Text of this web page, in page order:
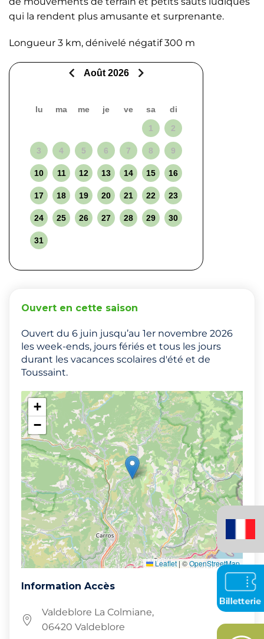
qui la rendent plus amusante et surprenante.
Longueur 3 km, dénivelé négatif 300 m
Août 2026
lu ma me je ve sa
di
1
2
3 4 5 6 7 8 9
10 11 12 13 14 15 16
17 18 19 20 21 22 23
24 25 26 27 28 29 30
31
Ouvert en cette saison
Ouvert du 6 juin jusqu’au 1er novembre 2026
les week-ends, jours fériés et tous les jours
durant les vacances scolaires d'été et de
Toussaint.
+
−
Leaflet | ©OpenStreetMap
Information Accès
Valdeblore La Colmiane,
06420 Valdeblore